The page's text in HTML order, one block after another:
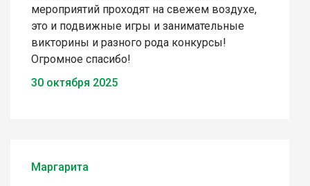
мероприятий проходят на свежем воздухе,
это и подвижные игры и занимательные
викторины и разного рода конкурсы!
Огромное спасибо!
30 октября 2025
Маргарита